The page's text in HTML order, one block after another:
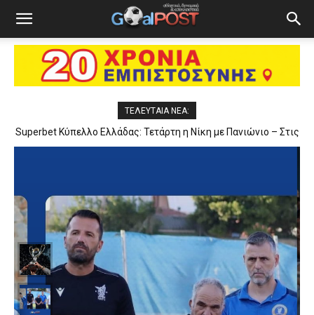
ΤΕΛΕΥΤΑΙΑ ΝΕΑ:
Superbet Κύπελλο Ελλάδας: Τετάρτη η Νίκη με Πανιώνιο – Στις
Ρήγας Φεραίος: Ιστορικό φιλικό τεστ στο Βελεστίνο με τον